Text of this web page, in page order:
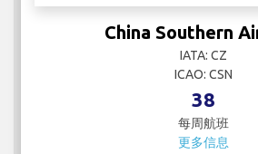
China Southern
IATA: CZ
ICAO: CSN
38
每周航班
更多信息